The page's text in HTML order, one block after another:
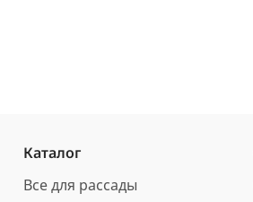
Каталог
Все для рассады